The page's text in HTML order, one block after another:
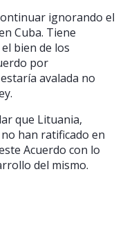
ignorando el
Cuba. Tiene
bien de los
por
avalada no
que Lituania,
han ratificado en
Acuerdo con lo
del mismo.